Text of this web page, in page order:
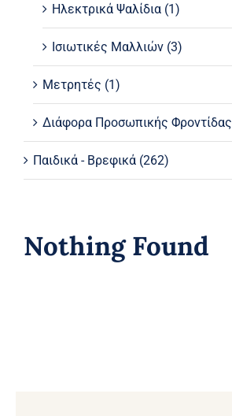
Ηλεκτρικά Ψαλίδια (1)
Ισιωτικές Μαλλιών (3)
Μετρητές (1)
Διάφορα Προσωπικής Φροντίδας
Παιδικά - Βρεφικά (262)
Nothing Found